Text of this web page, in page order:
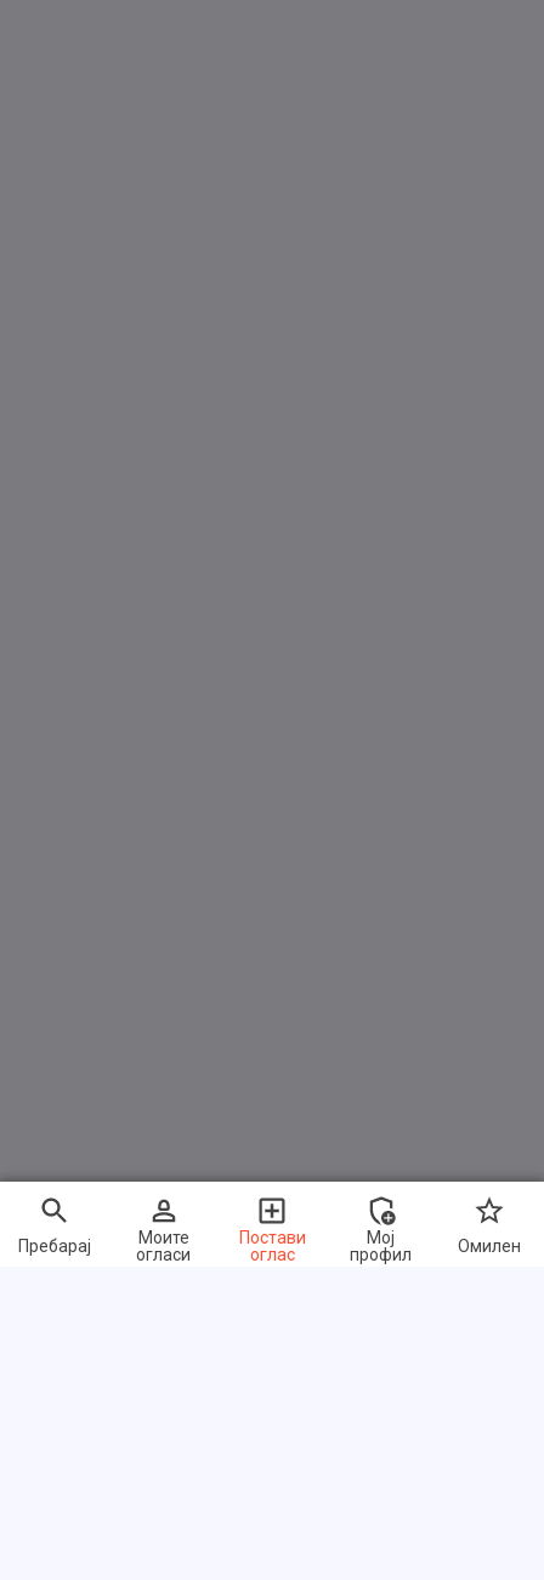
Пребарај
Моите
огласи
Постави
оглас
Мој
профил
Омилен